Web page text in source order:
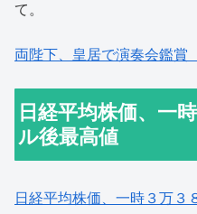
て。
両陛下、皇居で演奏会鑑賞
日経平均株価、一
ル後最高値
日経平均株価、一時３万